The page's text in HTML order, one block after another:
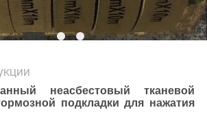
неасбестовый тканевой
подкладки для нажатия